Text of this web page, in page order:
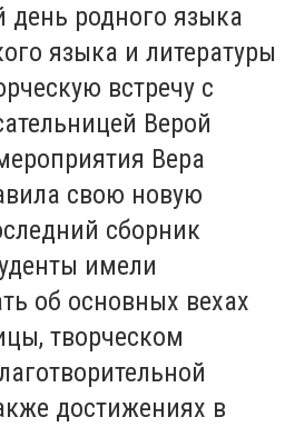
родного языка
языка и литературы
встречу с
Верой
Вера
свою новую
сборник
имели
об основных вехах
творческом
достижениях в